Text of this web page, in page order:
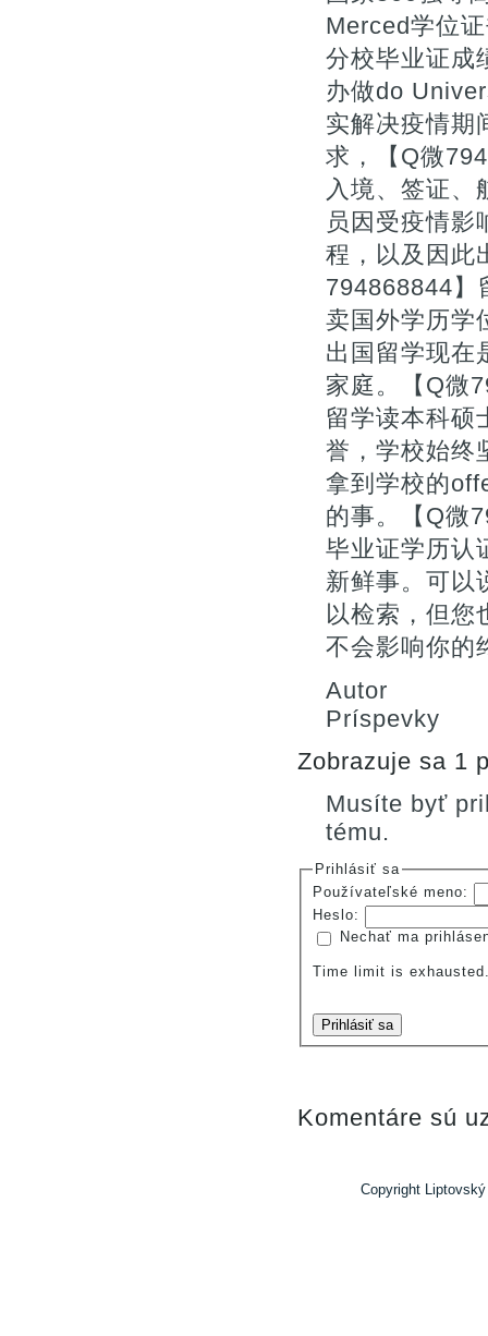
Merced学位
分校毕业证成
办做do
实解决疫情期
求，【Q微
入境、签证、
员因受疫情影
程，以及因此
794868844】
卖国外学历学
出国留学现在
家庭。【Q微
留学读本科硕
誉，学校始终
拿到学校的
的事。【Q微
毕业证学历认
新鲜事。可以
以检索，但您
不会影响你的
Autor
Príspevky
Zobrazuje sa 1
Musíte byť
tému.
Prihlásiť sa
Používateľské meno:
Heslo:
Nechať ma
Time limit is
Prihlásiť sa
Komentáre sú
Copyright